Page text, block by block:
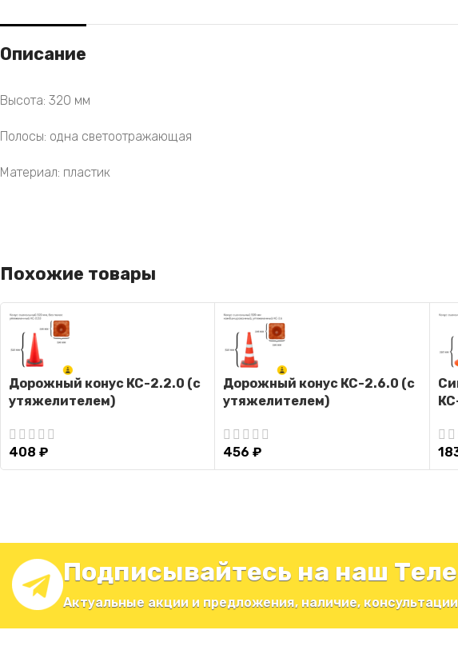
Описание
Высота: 320 мм
Полосы: одна светоотражающая
Материал: пластик
Похожие товары
Дорожный конус КС-2.2.0 (с
утяжелителем)
408 ₽
Дорожный конус КС-2.6.0 (с
утяжелителем)
456₽
Подписывайтесь на наш
Актуальные акции и предложения, наличие,